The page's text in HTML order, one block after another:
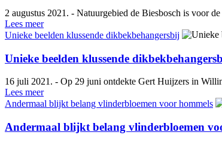
2 augustus 2021. - Natuurgebied de Biesbosch is voor
Lees meer
Unieke beelden klussende dikbekbehangersbij
Unieke beelden klussende
16 juli 2021. - Op 29 juni ontdekte Gert Huijzers in
Lees meer
Andermaal blijkt belang vlinderbloemen voor hommels
Andermaal blijkt belang vlinderbloemen